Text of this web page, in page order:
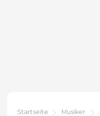
Startseite Musiker